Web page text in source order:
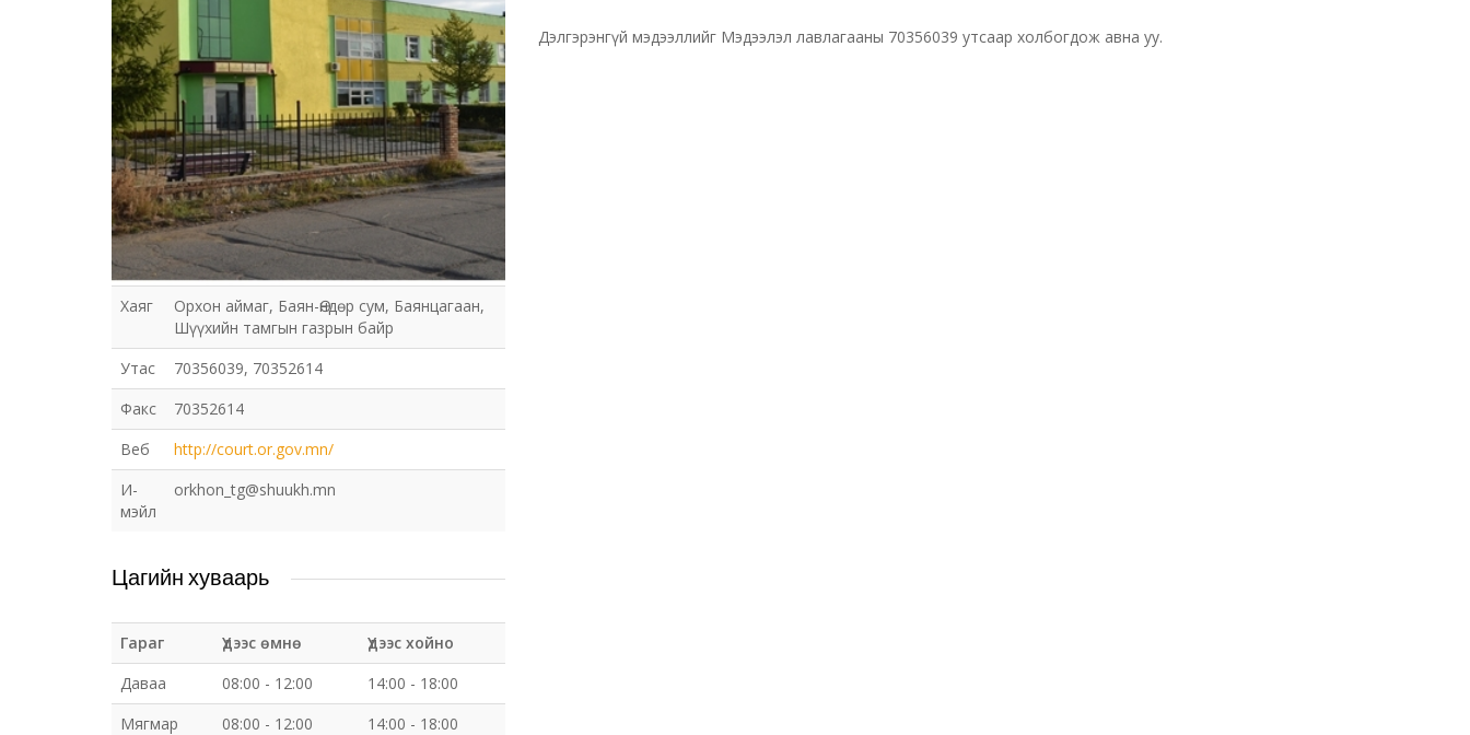
Хаяг
Орхон аймаг, Баян-Өндөр сум, Баянцагаан,
Шүүхийн тамгын газрын байр
Утас
70356039, 70352614
Факс
70352614
Веб
http://court.or.gov.mn/
И-
мэйл
orkhon_tg@shuukh.mn
Цагийн хуваарь
Гараг Үдээс өмнө
Үдээс хойно
Даваа
08:00 - 12:00
14:00 - 18:00
Мягмар
08:00 - 12:00 14:00 - 18:00
Дэлгэрэнгүй мэдээллийг Мэдээлэл лавлагааны 70356039 утсаар холбогдож авна уу.